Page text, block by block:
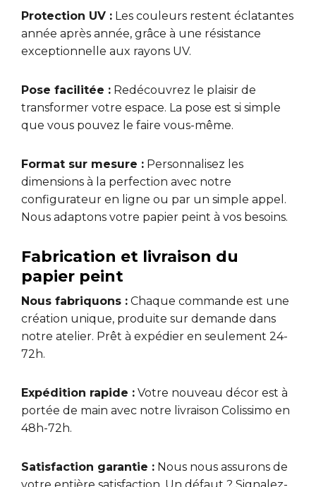
Protection UV : Les couleurs restent éclatantes
année après année, grâce à une résistance
exceptionnelle aux rayons UV.
Pose facilitée : Redécouvrez le plaisir de
transformer votre espace. La pose est si simple
que vous pouvez le faire vous-même.
Format sur mesure : Personnalisez les
dimensions à la perfection avec notre
configurateur en ligne ou par un simple appel.
Nous adaptons votre papier peint à vos besoins.
Fabrication et livraison du
papier peint
Nous fabriquons : Chaque commande est une
création unique, produite sur demande dans
notre atelier. Prêt à expédier en seulement 24-
72h.
Expédition rapide : Votre nouveau décor est à
portée de main avec notre livraison Colissimo en
48h-72h.
Satisfaction garantie : Nous nous assurons de